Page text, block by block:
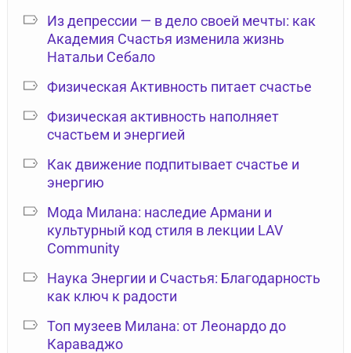
Из депрессии — в дело своей мечты: как
Академия Счастья изменила жизнь
Натальи Себало
Физическая Активность питает счастье
Физическая активность наполняет
счастьем и энергией
Как движение подпитывает счастье и
энергию
Мода Милана: наследие Армани и
культурный код стиля в лекции LAV
Community
Наука Энергии и Счастья: Благодарность
как ключ к радости
Топ музеев Милана: от Леонардо до
Караваджо